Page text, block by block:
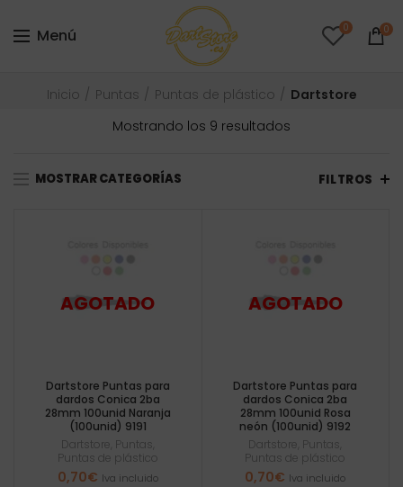
Menú 0 0
Inicio Puntas Puntas de plástico
Dartstore
Mostrando los 9 resultados
MOSTRAR CATEGORÍAS FILTROS
Dartstore Puntas para
dardos Conica 2ba
28mm 100unid Naranja
(100unid) 9191
Dartstore Puntas
Puntas de plástico
0,70€ Iva incluido
Dartstore Puntas para
dardos Conica 2ba
28mm 100unid Rosa
neón (100unid) 9192
Dartstore Puntas
Puntas de plástico
0,70€ Iva incluido